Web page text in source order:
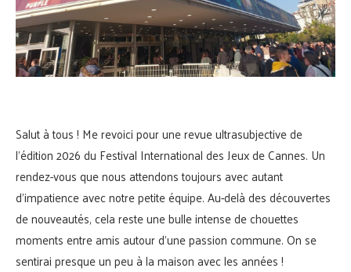
Salut à tous ! Me revoici pour une revue ultrasubjective de
l’édition 2026 du Festival International des Jeux de Cannes. Un
rendez-vous que nous attendons toujours avec autant
d’impatience avec notre petite équipe. Au-delà des découvertes
de nouveautés, cela reste une bulle intense de chouettes
moments entre amis autour d’une passion commune. On se
sentirai presque un peu à la maison avec les années !